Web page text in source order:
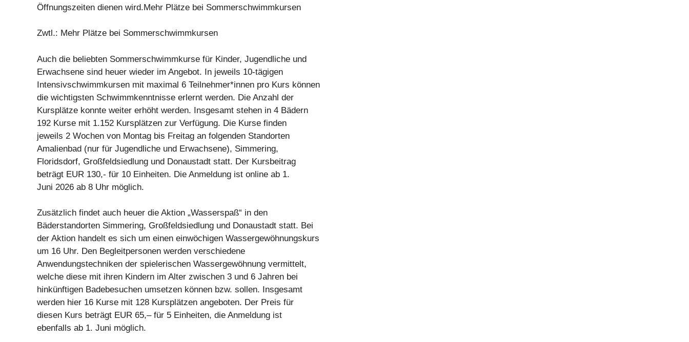
Öffnungszeiten dienen wird.Mehr Plätze bei Sommerschwimmkursen
Zwtl.: Mehr Plätze bei Sommerschwimmkursen
Auch die beliebten Sommerschwimmkurse für Kinder, Jugendliche und
Erwachsene sind heuer wieder im Angebot. In jeweils 10-tägigen
Intensivschwimmkursen mit maximal 6 Teilnehmer*innen pro Kurs können
die wichtigsten Schwimmkenntnisse erlernt werden. Die Anzahl der
Kursplätze konnte weiter erhöht werden. Insgesamt stehen in 4 Bädern
192 Kurse mit 1.152 Kursplätzen zur Verfügung. Die Kurse finden
jeweils 2 Wochen von Montag bis Freitag an folgenden Standorten
Amalienbad (nur für Jugendliche und Erwachsene), Simmering,
Floridsdorf, Großfeldsiedlung und Donaustadt statt. Der Kursbeitrag
beträgt EUR 130,- für 10 Einheiten. Die Anmeldung ist online ab 1.
Juni 2026 ab 8 Uhr möglich.
Zusätzlich findet auch heuer die Aktion „Wasserspaß“ in den
Bäderstandorten Simmering, Großfeldsiedlung und Donaustadt statt. Bei
der Aktion handelt es sich um einen einwöchigen Wassergewöhnungskurs
um 16 Uhr. Den Begleitpersonen werden verschiedene
Anwendungstechniken der spielerischen Wassergewöhnung vermittelt,
welche diese mit ihren Kindern im Alter zwischen 3 und 6 Jahren bei
hinkünftigen Badebesuchen umsetzen können bzw. sollen. Insgesamt
werden hier 16 Kurse mit 128 Kursplätzen angeboten. Der Preis für
diesen Kurs beträgt EUR 65,– für 5 Einheiten, die Anmeldung ist
ebenfalls ab 1. Juni möglich.